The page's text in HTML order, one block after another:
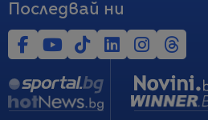
Последвай ни